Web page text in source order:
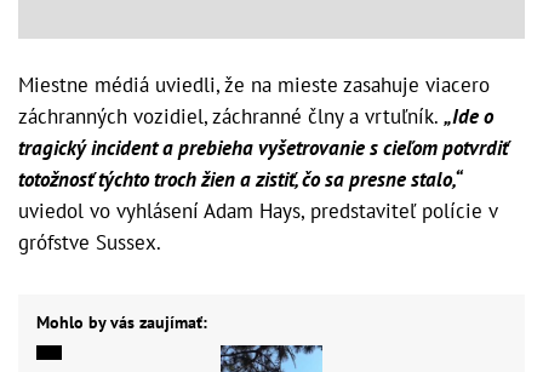
Miestne médiá uviedli, že na mieste zasahuje viacero
záchranných vozidiel, záchranné člny a vrtuľník. „Ide o
tragický incident a prebieha vyšetrovanie s cieľom potvrdiť
totožnosť týchto troch žien a zistiť, čo sa presne stalo,“
uviedol vo vyhlásení Adam Hays, predstaviteľ polície v
grófstve Sussex.
Mohlo by vás zaujímať: